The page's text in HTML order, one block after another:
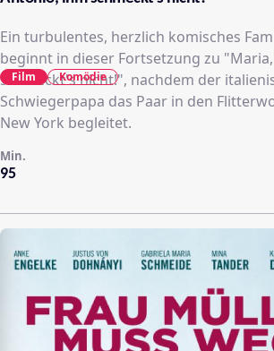
Ein turbulentes, herzlich komisches
beginnt in dieser Fortsetzung zu
schmeckt's nicht!", nachdem der
Schwiegerpapa das Paar in den
New York begleitet.
95
Min.
Film Komödie